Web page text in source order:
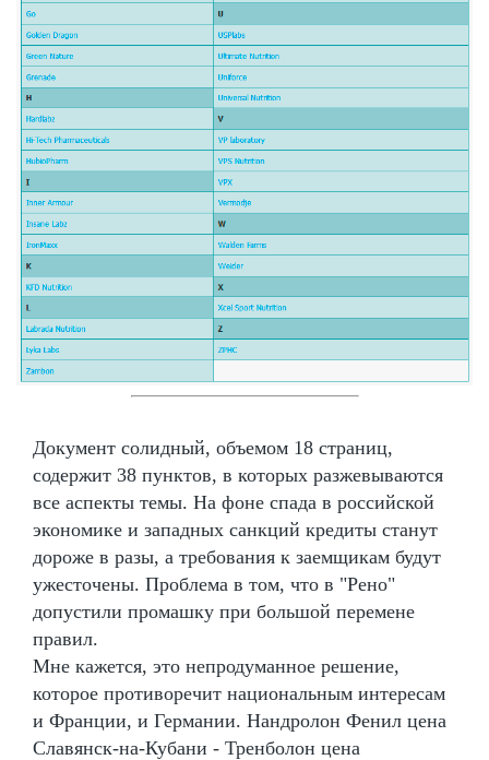
Документ солидный, объемом 18 страниц,
содержит 38 пунктов, в которых разжевываются
все аспекты темы. На фоне спада в российской
экономике и западных санкций кредиты станут
дороже в разы, а требования к заемщикам будут
ужесточены. Проблема в том, что в "Рено"
допустили промашку при большой перемене
правил.
Мне кажется, это непродуманное решение,
которое противоречит национальным интересам
и Франции, и Германии. Нандролон Фенил цена
Славянск-на-Кубани - Тренболон цена